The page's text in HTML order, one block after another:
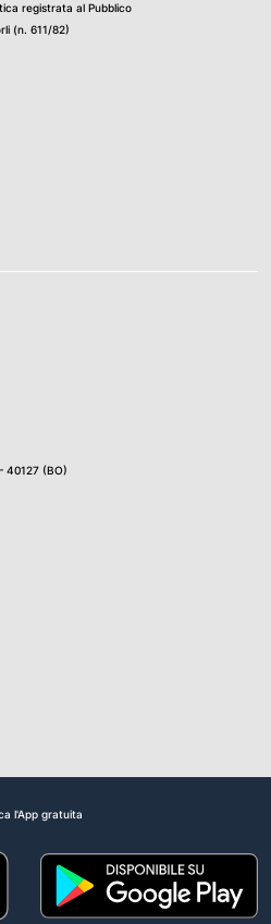
registrata al Pubblico
(n. 611/82)
40127 (BO)
l'App gratuita